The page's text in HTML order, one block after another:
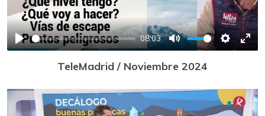
Play
08:03
Mute Settings
TeleMadrid / Noviembre 2024